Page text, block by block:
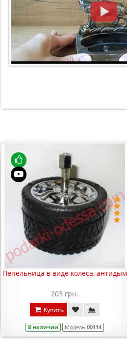
Пепельница в виде колеса, антидым
203 грн.
Купить
В наличии Модель 00114